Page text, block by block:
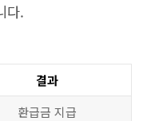
다.
결과
환급금 지급